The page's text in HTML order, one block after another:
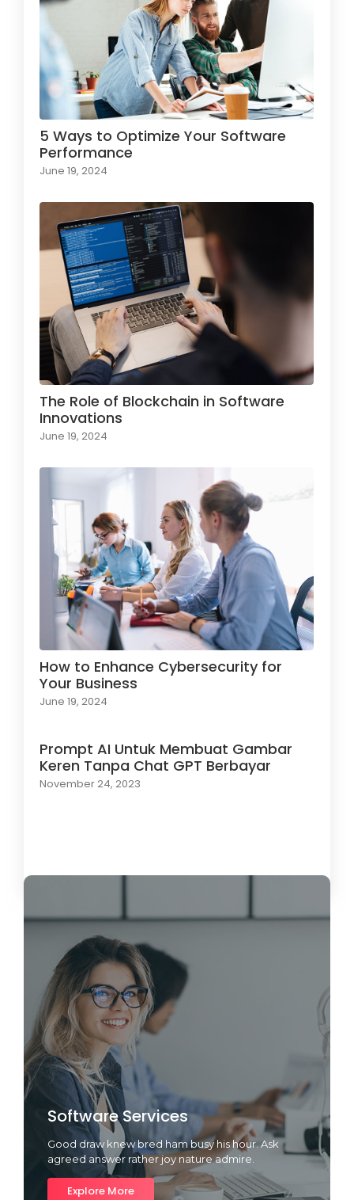
5 Ways to Optimize Your Software
Performance
June 19, 2024
The Role of Blockchain in Software
Innovations
June 19, 2024
How to Enhance Cybersecurity for
Your Business
June 19, 2024
Prompt AI Untuk Membuat Gambar
Keren Tanpa Chat GPT Berbayar
November 24, 2023
Software Services
Good draw knew bred ham busy his hour. Ask
agreed answer rather joy nature admire.
Explore More